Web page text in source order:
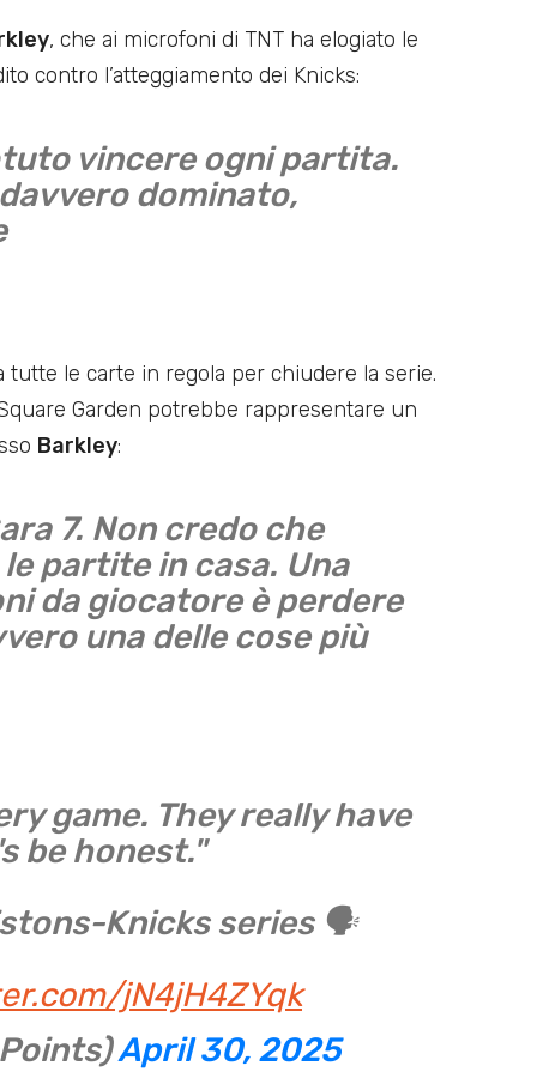
, che ai microfoni di TNT ha elogiato le
contro l’atteggiamento dei Knicks:
vincere ogni partita.
dominato,
tutte le carte in regola per chiudere la serie.
Garden potrebbe rappresentare un
Barkley:
7. Non credo che
partite in casa. Una
da giocatore è perdere
una delle cose più
game. They really have
be honest."
Knicks series 🗣️
jN4jH4ZYqk
April 30, 2025